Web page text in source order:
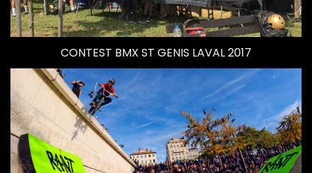
CONTEST BMX ST GENIS LAVAL 2017